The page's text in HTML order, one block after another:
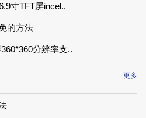
寸TFT屏incel..
的方法
分辨率支..
更多